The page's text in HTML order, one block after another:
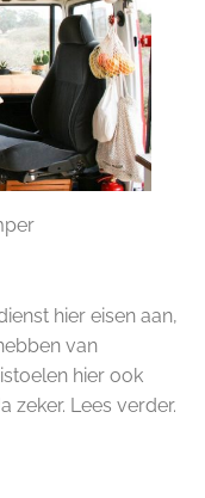
hier eisen aan,
van
hier ook
zeker. Lees verder.